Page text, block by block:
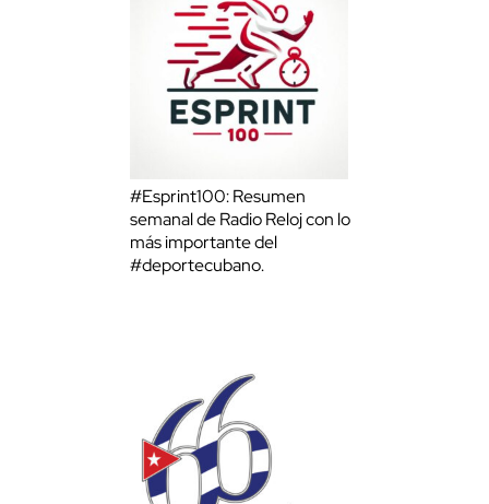
#Esprint100: Resumen
semanal de Radio Reloj con lo
más importante del
#deportecubano.